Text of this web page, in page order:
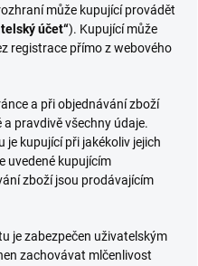
může kupující provádět
účet“). Kupující může
registrace přímo z webového
a při objednávání zboží
pravdivě všechny údaje.
je kupující při jakékoliv jejich
uvedené kupujícím
zboží jsou prodávajícím
zabezpečen uživatelským
zachovávat mlčenlivost